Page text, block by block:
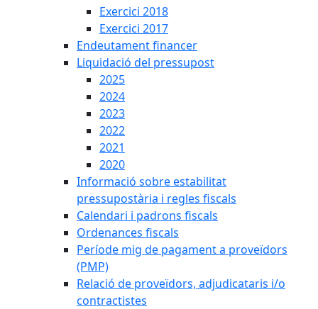
Exercici 2018
Exercici 2017
Endeutament financer
Liquidació del pressupost
2025
2024
2023
2022
2021
2020
Informació sobre estabilitat
pressupostària i regles fiscals
Calendari i padrons fiscals
Ordenances fiscals
Període mig de pagament a proveïdors
(PMP)
Relació de proveïdors, adjudicataris i/o
contractistes